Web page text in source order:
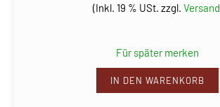
(Inkl. 19 % USt. zzgl. Versand
Für später merken
IN DEN WARENKORB